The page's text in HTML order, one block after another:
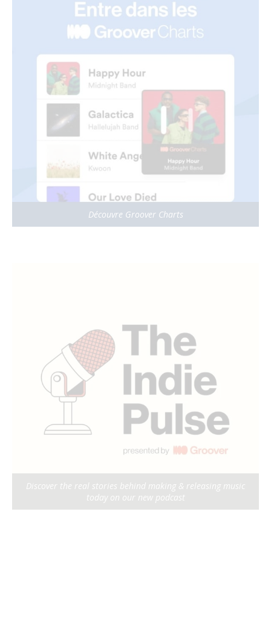
Découvre Groover Charts
Discover the real stories behind making & releasing music
today on our new podcast